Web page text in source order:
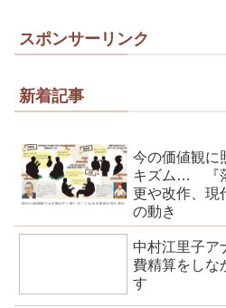
スポンサーリンク
新着記事
今の価値観に
キズム… 『
更や改作、現
の動き
中村江里子
費精算をしな
す